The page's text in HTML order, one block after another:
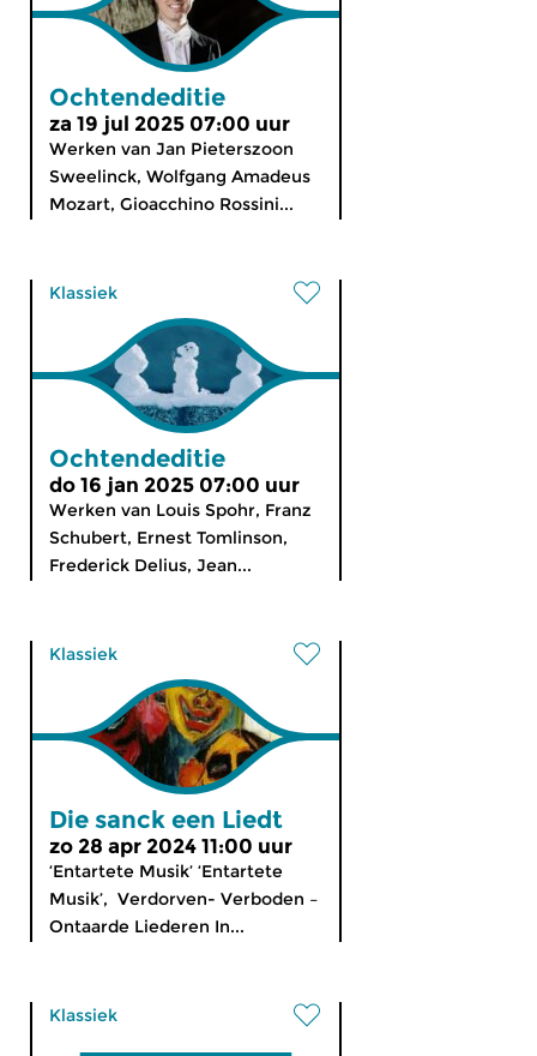
Ochtendeditie
za 19 jul 2025 07:00 uur
Werken van Jan Pieterszoon
Sweelinck, Wolfgang Amadeus
Mozart, Gioacchino Rossini...
Klassiek
Ochtendeditie
do 16 jan 2025 07:00 uur
Werken van Louis Spohr, Franz
Schubert, Ernest Tomlinson,
Frederick Delius, Jean...
Klassiek
Die sanck een Liedt
zo 28 apr 2024 11:00 uur
‘Entartete Musik’ ‘Entartete
Musik’, Verdorven- Verboden –
Ontaarde Liederen In...
Klassiek